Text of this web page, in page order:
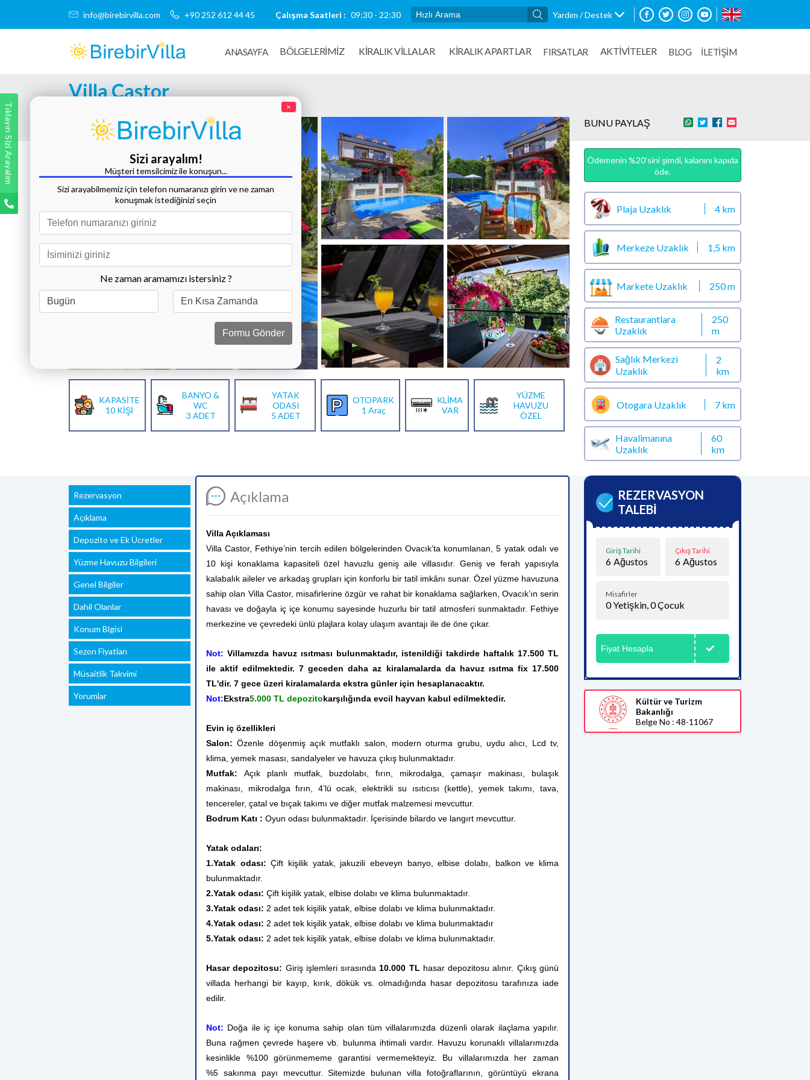
info@birebirvilla.com +90 252 612 44 45 Çalışma Saatleri : 09:30 - 22:30 Yardım / Destek
ANASAYFA BÖLGELERİMİZ KIRALIK VILLALAR KİRALIK APARTLAR FIRSATLAR AKTİVİTELER BLOG İLETİŞİM
Villa Castor
Tüm Fotoğrafları Göster
KAPASİTE
10 KİŞİ
BANYO &
WC
3 ADET
YATAK
ODASI
5 ADET
OTOPARK
1 Araç
KLİMA
VAR
YÜZME
HAVUZU
ÖZEL
BUNU PAYLAŞ
Ödemenin %20’sini şimdi, kalanını kapıda
öde.
Plaja Uzaklık 4 km
Merkeze Uzaklık 1,5 km
Markete Uzaklık 250 m
Restaurantlara
Uzaklık
250
m
Sağlık Merkezi
Uzaklık
2
km
Otogara Uzaklık 7 km
Havalimanına
Uzaklık
60
km
Rezervasyon
Açıklama
Depozito ve Ek Ücretler
Yüzme Havuzu Bilgileri
Genel Bilgiler
Dahil Olanlar
Konum Blgisi
Sezon Fiyatları
Müsaitlik Takvimi
Yorumlar
Açıklama
Villa Açıklaması
Villa Castor, Fethiye’nin tercih edilen bölgelerinden Ovacık’ta konumlanan, 5 yatak odalı ve
10 kişi konaklama kapasiteli özel havuzlu geniş aile villasıdır. Geniş ve ferah yapısıyla
kalabalık aileler ve arkadaş grupları için konforlu bir tatil imkânı sunar. Özel yüzme havuzuna
sahip olan Villa Castor, misafirlerine özgür ve rahat bir konaklama sağlarken, Ovacık’ın serin
havası ve doğayla iç içe konumu sayesinde huzurlu bir tatil atmosferi sunmaktadır. Fethiye
merkezine ve çevredeki ünlü plajlara kolay ulaşım avantajı ile de öne çıkar.
Not: Villamızda havuz ısıtması bulunmaktadır, istenildiği takdirde haftalık 17.500 TL
ile aktif edilmektedir. 7 geceden daha az kiralamalarda da havuz ısıtma fix 17.500
TL'dir. 7 gece üzeri kiralamalarda ekstra günler için hesaplanacaktır.
Not:Ekstra5.000 TL depozitokarşılığında evcil hayvan kabul edilmektedir.
Evin iç özellikleri
Salon: Özenle döşenmiş açık mutfaklı salon, modern oturma grubu, uydu alıcı, Lcd tv,
klima, yemek masası, sandalyeler ve havuza çıkış bulunmaktadır.
Mutfak: Açık planlı mutfak, buzdolabı, fırın, mikrodalga, çamaşır makinası, bulaşık
makinası, mikrodalga fırın, 4’lü ocak, elektrikli su ısıtıcısı (kettle), yemek takımı, tava,
tencereler, çatal ve bıçak takımı ve diğer mutfak malzemesi mevcuttur.
Bodrum Katı : Oyun odası bulunmaktadır. İçerisinde bilardo ve langırt mevcuttur.
Yatak odaları:
1.Yatak odası:Çift kişilik yatak, jakuzili ebeveyn banyo, elbise dolabı, balkon ve klima
bulunmaktadır.
2.Yatak odası: Çift kişilik yatak, elbise dolabı ve klima bulunmaktadır.
3.Yatak odası: 2 adet tek kişilik yatak, elbise dolabı ve klima bulunmaktadır.
4.Yatak odası: 2 adet tek kişilik yatak, elbise dolabı ve klima bulunmaktadır
5.Yatak odası: 2 adet tek kişilik yatak, elbise dolabı ve klima bulunmaktadır.
Hasar depozitosu: Giriş işlemleri sırasında 10.000 TL hasar depozitosu alınır. Çıkış günü
villada herhangi bir kayıp, kırık, dökük vs. olmadığında hasar depozitosu tarafınıza iade
edilir.
Not: Doğa ile iç içe konuma sahip olan tüm villalarımızda düzenli olarak ilaçlama yapılır.
Buna rağmen çevrede haşere vb. bulunma ihtimali vardır. Havuzu korunaklı villalarımızda
kesinlikle %100 görünmememe garantisi vermemekteyiz. Bu villalarımızda her zaman
%5 sakınma payı mevcuttur.
Sitemizde bulunan villa fotoğraflarının, görüntüyü ekrana
REZERVASYON
TALEBİ
Giriş Tarihi
6 Ağustos
Çıkış Tarihi
6 Ağustos
Misafirler
0Yetişkin,0Çocuk
Fiyat Hesapla
Kültür ve Turizm
Bakanlığı
Belge No : 48-11067
Tıklayın Sizi Arayalım ×
Sizi arayalım!
Müşteri temsilcimiz ile konuşun...
Sizi arayabilmemiz için telefon numaranızı girin ve ne zaman
konuşmak istediğinizi seçin
Ne zaman aramamızı istersiniz ?
Formu Gönder